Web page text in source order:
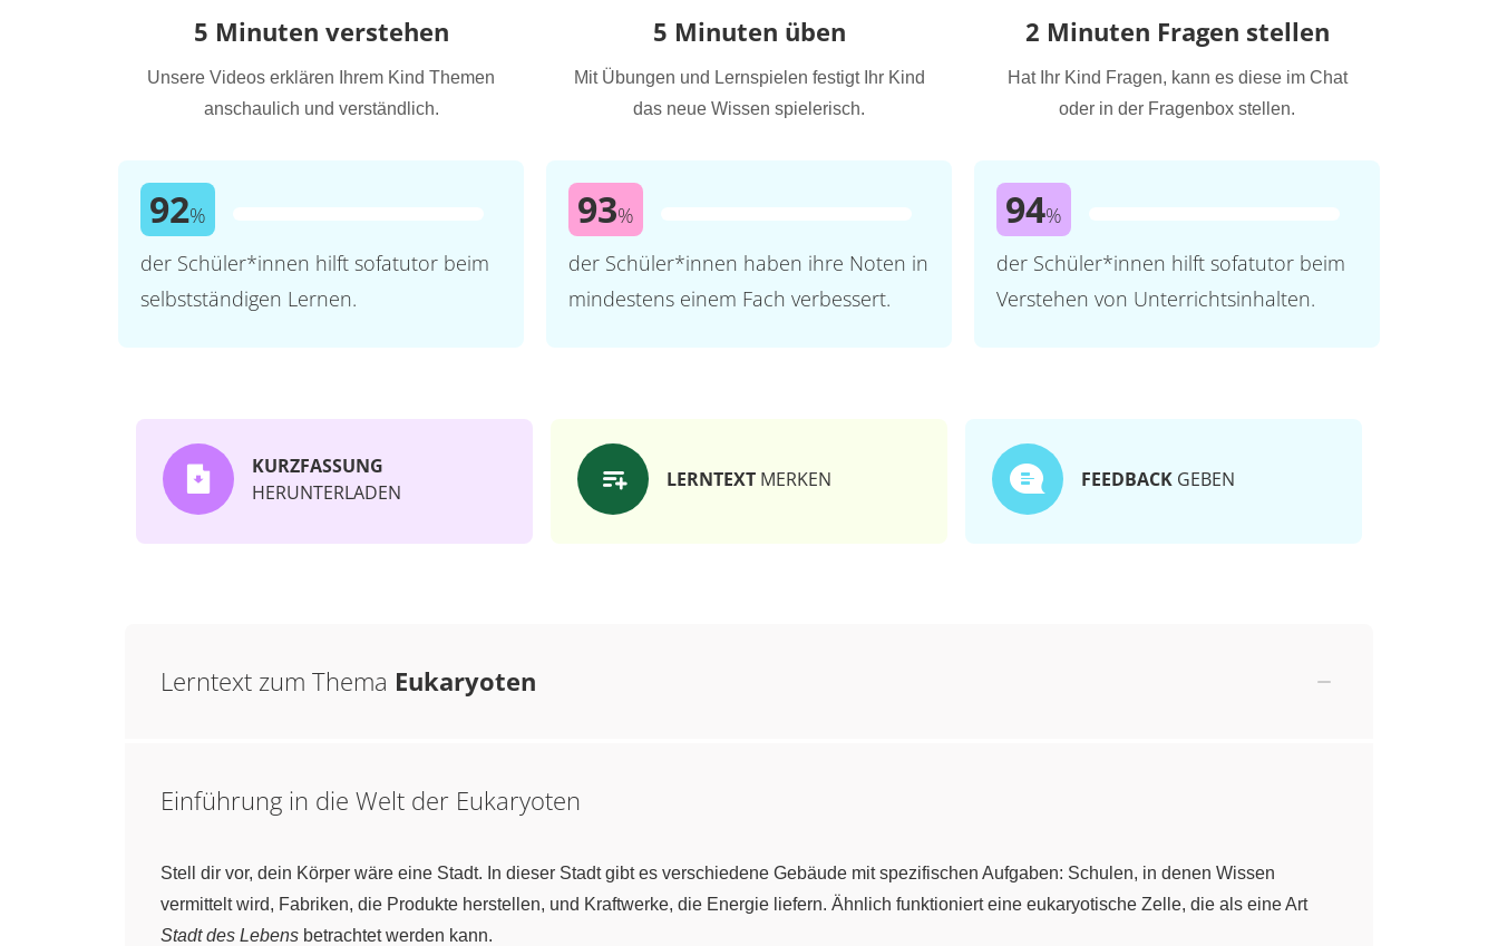
5 Minuten verstehen
Unsere Videos erklären Ihrem Kind Themen
anschaulich und verständlich.
92%
der Schüler*innen hilft sofatutor beim
selbstständigen Lernen.
5 Minuten üben
Mit Übungen und Lernspielen festigt Ihr Kind
das neue Wissen spielerisch.
93%
der Schüler*innen haben ihre Noten in
mindestens einem Fach verbessert.
2 Minuten Fragen stellen
Hat Ihr Kind Fragen, kann es diese im Chat
oder in der Fragenbox stellen.
94%
der Schüler*innen hilft sofatutor beim
Verstehen von Unterrichtsinhalten.
KURZFASSUNG
HERUNTERLADEN
LERNTEXT MERKEN FEEDBACK GEBEN
Lerntext zum Thema Eukaryoten
Einführung in die Welt der Eukaryoten
Stell dir vor, dein Körper wäre eine Stadt. In dieser Stadt gibt es verschiedene Gebäude mit spezifischen Aufgaben: Schulen, in denen Wissen
vermittelt wird, Fabriken, die Produkte herstellen, und Kraftwerke, die Energie liefern. Ähnlich funktioniert eine eukaryotische Zelle, die als eine Art
Stadt des Lebens betrachtet werden kann.